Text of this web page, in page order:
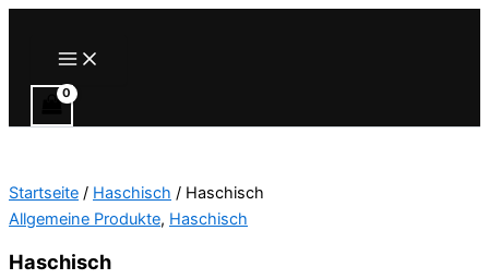
Main
Menu
Startseite / Haschisch / Haschisch
Allgemeine Produkte, Haschisch
Haschisch